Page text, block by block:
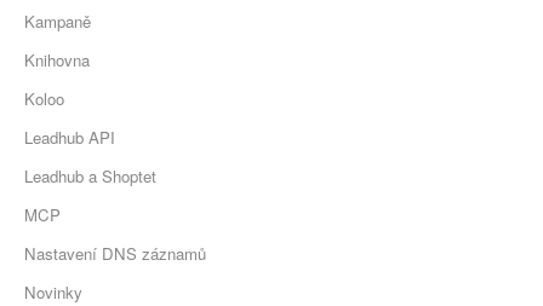
Kampaně
Knihovna
Koloo
Leadhub API
Leadhub a Shoptet
MCP
Nastavení DNS záznamů
Novinky